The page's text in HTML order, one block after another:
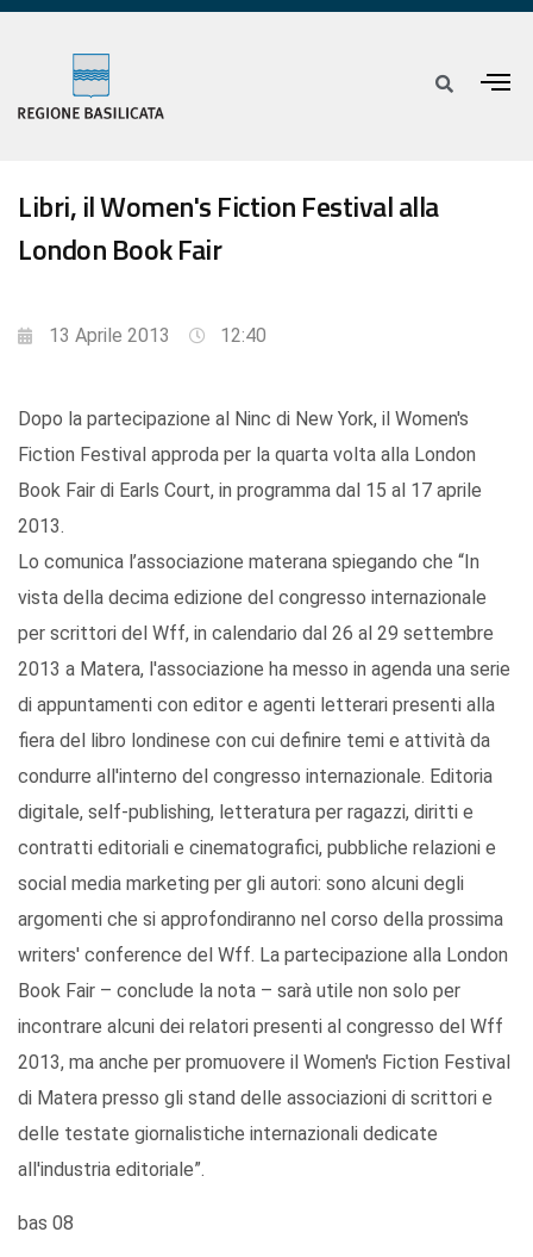
Libri, il Women's Fiction Festival alla
London Book Fair
13 Aprile 2013 12:40
Dopo la partecipazione al Ninc di New York, il Women's
Fiction Festival approda per la quarta volta alla London
Book Fair di Earls Court, in programma dal 15 al 17 aprile
2013.
Lo comunica l’associazione materana spiegando che “In
vista della decima edizione del congresso internazionale
per scrittori del Wff, in calendario dal 26 al 29 settembre
2013 a Matera, l'associazione ha messo in agenda una serie
di appuntamenti con editor e agenti letterari presenti alla
fiera del libro londinese con cui definire temi e attività da
condurre all'interno del congresso internazionale. Editoria
digitale, self-publishing, letteratura per ragazzi, diritti e
contratti editoriali e cinematografici, pubbliche relazioni e
social media marketing per gli autori: sono alcuni degli
argomenti che si approfondiranno nel corso della prossima
writers' conference del Wff. La partecipazione alla London
Book Fair – conclude la nota – sarà utile non solo per
incontrare alcuni dei relatori presenti al congresso del Wff
2013, ma anche per promuovere il Women's Fiction Festival
di Matera presso gli stand delle associazioni di scrittori e
delle testate giornalistiche internazionali dedicate
all'industria editoriale”.
bas 08